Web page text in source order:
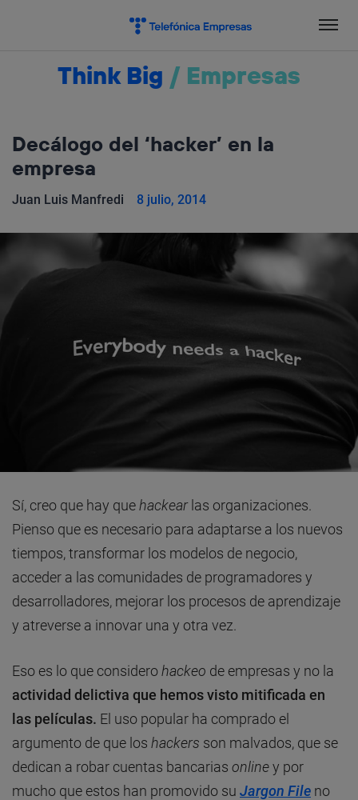
Think Big / Empresas
Decálogo del ‘hacker’ en la
empresa
Juan Luis Manfredi 8 julio, 2014
Sí, creo que hay quehackearlas organizaciones.
Pienso que es necesario para adaptarse a los nuevos
tiempos, transformar los modelos de negocio,
acceder a las comunidades de programadores y
desarrolladores, mejorar los procesos de aprendizaje
y atreverse a innovar una y otra vez.
Eso es lo que considerohackeo de empresas y no la
actividad delictiva que hemos visto mitificada en
las películas. El uso popular ha comprado el
argumento de que los hackers son malvados, que se
dedican a robar cuentas bancarias onliney por
mucho que estos han promovido su Jargon File no